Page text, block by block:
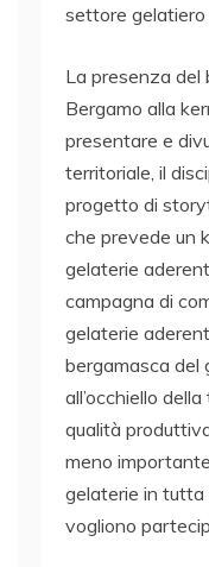
settore gelatiero
La presenza del
Bergamo alla
presentare e
territoriale, il
progetto di
che prevede un
gelaterie
campagna di
gelaterie
bergamasca del
all’occhiello
qualità
meno
gelaterie in tutta
vogliono